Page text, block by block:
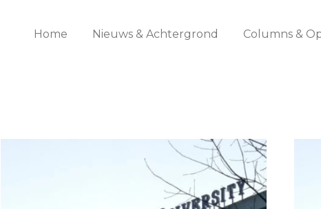
Home Nieuws & Achtergrond Columns &